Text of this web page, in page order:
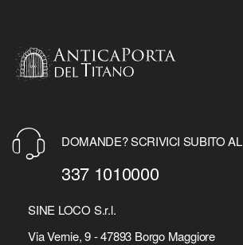
DOMANDE? SCRIVICI SUBITO AL
337 1010000
SINE LOCO S.r.l.
Via Vernie, 9 - 47893 Borgo Maggiore